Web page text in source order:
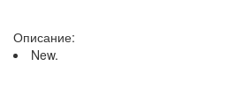
Описание:
New.